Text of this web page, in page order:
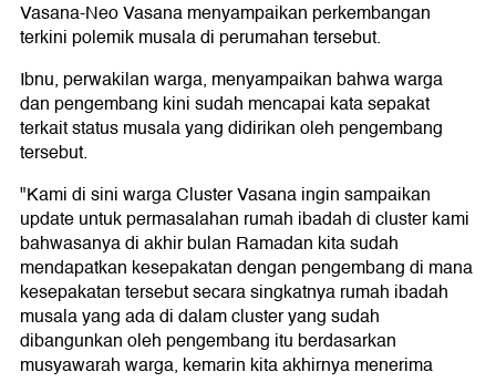
Vasana-Neo Vasana menyampaikan perkembangan
terkini polemik musala di perumahan tersebut.
Ibnu, perwakilan warga, menyampaikan bahwa warga
dan pengembang kini sudah mencapai kata sepakat
terkait status musala yang didirikan oleh pengembang
tersebut.
"Kami di sini warga Cluster Vasana ingin sampaikan
update untuk permasalahan rumah ibadah di cluster kami
bahwasanya di akhir bulan Ramadan kita sudah
mendapatkan kesepakatan dengan pengembang di mana
kesepakatan tersebut secara singkatnya rumah ibadah
musala yang ada di dalam cluster yang sudah
dibangunkan oleh pengembang itu berdasarkan
musyawarah warga, kemarin kita akhirnya menerima